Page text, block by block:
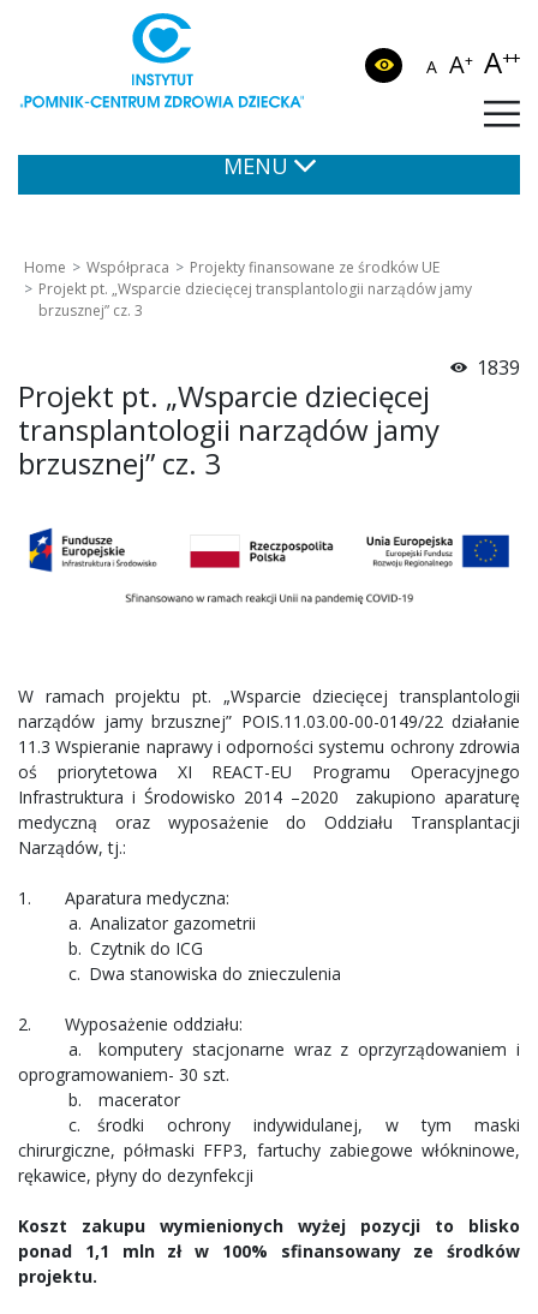
A A+ A++
MENU
Home Współpraca
Projekty finansowane ze środków UE
Projekt pt. „Wsparcie dziecięcej transplantologii narządów jamy
brzusznej” cz. 3
1839
Projekt pt. „Wsparcie dziecięcej
transplantologii narządów jamy
brzusznej” cz. 3
W ramach projektu pt. „Wsparcie dziecięcej transplantologii
narządów jamy brzusznej” POIS.11.03.00-00-0149/22 działanie
11.3 Wspieranie naprawy i odporności systemu ochrony zdrowia
oś priorytetowa XI REACT-EU Programu Operacyjnego
Infrastruktura i Środowisko 2014 –2020 zakupiono aparaturę
medyczną oraz wyposażenie do Oddziału Transplantacji
Narządów, tj.:
1. Aparatura medyczna:
a. Analizator gazometrii
b. Czytnik do ICG
c. Dwa stanowiska do znieczulenia
2. Wyposażenie oddziału:
a. komputery stacjonarne wraz z oprzyrządowaniem i
oprogramowaniem- 30 szt.
b. macerator
c. środki ochrony indywidulanej, w tym maski
chirurgiczne, półmaski FFP3, fartuchy zabiegowe włókninowe,
rękawice, płyny do dezynfekcji
Koszt zakupu wymienionych wyżej pozycji to blisko
ponad 1,1 mln zł w 100% sfinansowany ze środków
projektu.